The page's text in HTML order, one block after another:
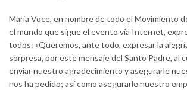
Maria Voce, en nombre de todo el Movimiento
el mundo que sigue el evento vía Internet,
todos: «Queremos, ante todo, expresar la
sorpresa, por este mensaje del Santo Padre, al
enviar nuestro agradecimiento y asegurarle
nos ha pedido; así como asegurarle nuestro